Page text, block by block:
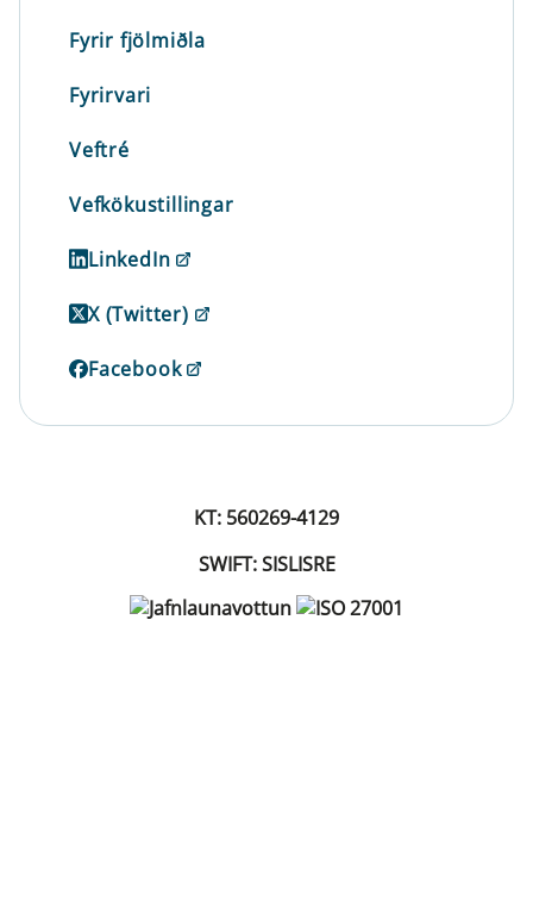
Fyrir fjölmiðla
Fyrirvari
Veftré
Vefkökustillingar
LinkedIn
X (Twitter)
Facebook
KT: 560269-4129
SWIFT: SISLISRE